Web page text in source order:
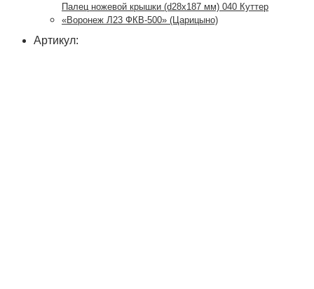
Палец ножевой крышки (d28x187 мм) 040 Куттер
«Воронеж Л23 ФКВ-500» (Царицыно)
Артикул: